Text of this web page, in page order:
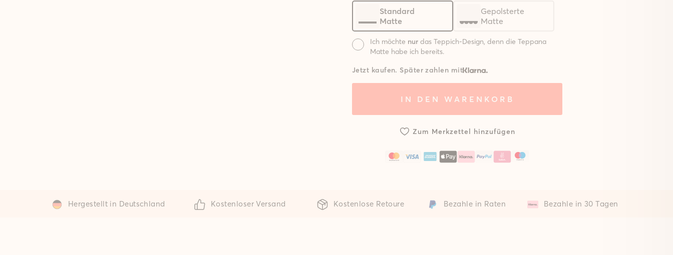
Standard
Matte
Gepolsterte
Matte
Ich möchte nur das Teppich-Design, denn die Teppana
Matte habe ich bereits.
Matte:
gepolsterter
Jetzt kaufen. Später zahlen mit
IN DEN WARENKORB
Zum Merkzettel hinzufügen
Finde die
Berücksichtige
Hergestellt in Deutschland Kostenloser Versand Kostenlose Retoure Bezahle in Raten Bezahle in 30 Tagen